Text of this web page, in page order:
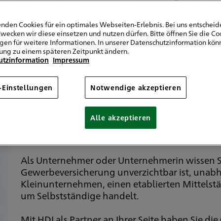
Gelsenkirchen
Schutz für Ihr
Als Unternehmer oder Unternehmerin wissen
Gewerbeversicherung unverzichtbar ist,
Kleinunternehmen, einen etablierten
um Selbstständige handelt.
Cookies für ein optimales Webseiten-Erlebnis. Bei uns
wir diese einsetzen und nutzen dürfen. Bitte öffnen Sie die
für weitere Informationen. In unserer Datenschutzinformation
zu einem späteren Zeitpunkt ändern.
Impressum
Einstellungen Notwendige akzeptieren
Alle akzeptieren